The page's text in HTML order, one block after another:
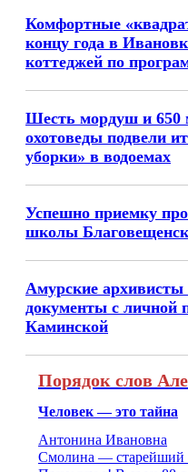
Комфортные
концу года в
коттеджей по
Шесть мордуш и 650
охотоведы подвели
уборки» в водоемах
Успешно приемку
школы
Амурские архивисты
документы с
Каминской
Порядок слов
Человек — это тайна
Антонина Ивановна
Смолина — старейший